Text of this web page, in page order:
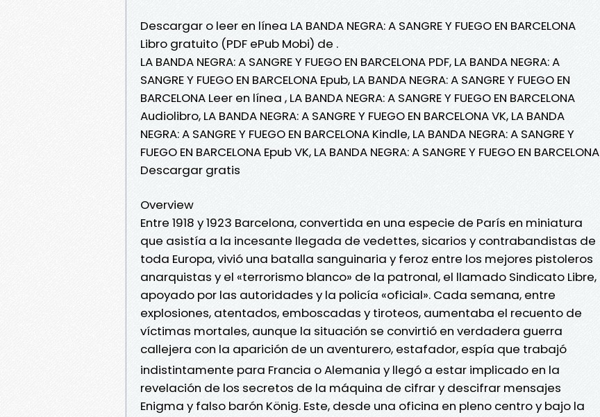
Descargar o leer en línea LA BANDA NEGRA: A SANGRE Y FUEGO EN BARCELONA
Libro gratuito (PDF ePub Mobi) de .
LA BANDA NEGRA: A SANGRE Y FUEGO EN BARCELONA PDF, LA BANDA NEGRA: A
SANGRE Y FUEGO EN BARCELONA Epub, LA BANDA NEGRA: A SANGRE Y FUEGO EN
BARCELONA Leer en línea , LA BANDA NEGRA: A SANGRE Y FUEGO EN BARCELONA
Audiolibro, LA BANDA NEGRA: A SANGRE Y FUEGO EN BARCELONA VK, LA BANDA
NEGRA: A SANGRE Y FUEGO EN BARCELONA Kindle, LA BANDA NEGRA: A SANGRE Y
FUEGO EN BARCELONA Epub VK, LA BANDA NEGRA: A SANGRE Y FUEGO EN BARCELONA
Descargar gratis
Overview
Entre 1918 y 1923 Barcelona, convertida en una especie de París en miniatura
que asistía a la incesante llegada de vedettes, sicarios y contrabandistas de
toda Europa, vivió una batalla sanguinaria y feroz entre los mejores pistoleros
anarquistas y el «terrorismo blanco» de la patronal, el llamado Sindicato Libre,
apoyado por las autoridades y la policía «oficial». Cada semana, entre
explosiones, atentados, emboscadas y tiroteos, aumentaba el recuento de
víctimas mortales, aunque la situación se convirtió en verdadera guerra
callejera con la aparición de un aventurero, estafador, espía que trabajó
indistintamente para Francia o Alemania y llegó a estar implicado en la
revelación de los secretos de la máquina de cifrar y descifrar mensajes
Enigma y falso barón König. Este, desde una oficina en pleno centro y bajo la